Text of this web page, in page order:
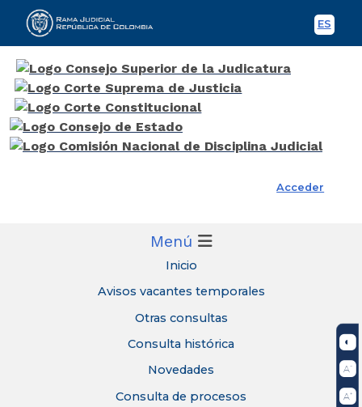
ES
Rama Judicial
Acceder
Menú
Inicio
Avisos vacantes temporales
Otras consultas
Consulta histórica
Novedades
Consulta de procesos